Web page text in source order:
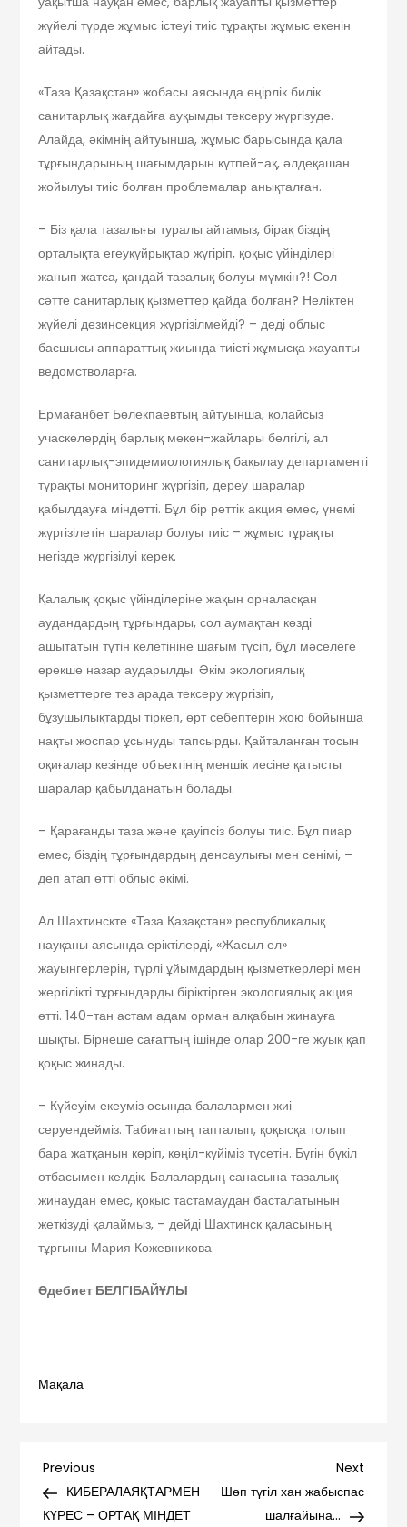
жүйелі түрде жұмыс істеуі тиіс тұрақты жұмыс екенін
айтады.
«Таза Қазақстан» жобасы аясында өңірлік билік
санитарлық жағдайға ауқымды тексеру жүргізуде.
Алайда, әкімнің айтуынша, жұмыс барысында қала
тұрғындарының шағымдарын күтпей-ақ, әлдеқашан
жойылуы тиіс болған проблемалар анықталған.
– Біз қала тазалығы туралы айтамыз, бірақ біздің
орталықта егеуқұйрықтар жүгіріп, қоқыс үйінділері
жанып жатса, қандай тазалық болуы мүмкін?! Сол
сәтте санитарлық қызметтер қайда болған? Неліктен
жүйелі дезинсекция жүргізілмейді? – деді облыс
басшысы аппараттық жиында тиісті жұмысқа жауапты
ведомстволарға.
Ермағанбет Бөлекпаевтың айтуынша, қолайсыз
учаскелердің барлық мекен-жайлары белгілі, ал
санитарлық-эпидемиологиялық бақылау департаменті
тұрақты мониторинг жүргізіп, дереу шаралар
қабылдауға міндетті. Бұл бір реттік акция емес, үнемі
жүргізілетін шаралар болуы тиіс – жұмыс тұрақты
негізде жүргізілуі керек.
Қалалық қоқыс үйінділеріне жақын орналасқан
аудандардың тұрғындары, сол аумақтан көзді
ашытатын түтін келетініне шағым түсіп, бұл мәселеге
ерекше назар аударылды. Әкім экологиялық
қызметтерге тез арада тексеру жүргізіп,
бұзушылықтарды тіркеп, өрт себептерін жою бойынша
нақты жоспар ұсынуды тапсырды. Қайталанған тосын
оқиғалар кезінде объектінің меншік иесіне қатысты
шаралар қабылданатын болады.
– Қарағанды таза және қауіпсіз болуы тиіс. Бұл пиар
емес, біздің тұрғындардың денсаулығы мен сенімі, –
деп атап өтті облыс әкімі.
Ал Шахтинскте «Таза Қазақстан» республикалық
науқаны аясында еріктілерді, «Жасыл ел»
жауынгерлерін, түрлі ұйымдардың қызметкерлері мен
жергілікті тұрғындарды біріктірген экологиялық акция
өтті. 140-тан астам адам орман алқабын жинауға
шықты. Бірнеше сағаттың ішінде олар 200-ге жуық қап
қоқыс жинады.
– Күйеуім екеуміз осында балалармен жиі
серуендейміз. Табиғаттың тапталып, қоқысқа толып
бара жатқанын көріп, көңіл-күйіміз түсетін. Бүгін бүкіл
отбасымен келдік. Балалардың санасына тазалық
жинаудан емес, қоқыс тастамаудан басталатынын
жеткізуді қалаймыз, – дейді Шахтинск қаласының
тұрғыны Мария Кожевникова.
Әдебиет БЕЛГІБАЙҰЛЫ
Мақала
Навигация
по
Previous
Post
Previous
КИБЕРАЛАЯҚТАРМЕН
КҮРЕС – ОРТАҚ МІНДЕТ
Next
Post
Next
Шөп түгіл хан жабыспас
шалғайына…